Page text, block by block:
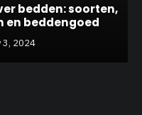
bedden: soorten,
en beddengoed
3, 2024